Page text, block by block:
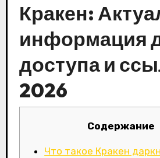
Кракен:
информация
доступа и
2026
Содержание
Что такое Кракен